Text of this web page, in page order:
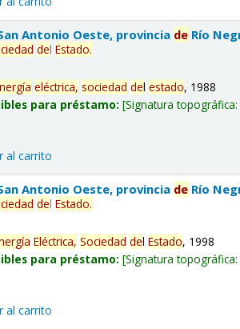
Antonio Oeste, provincia de Río
delEstado.
eléctrica, sociedad delestado, 1988
para préstamo: Signatura
al carrito
Antonio Oeste, provincia de Río
delEstado.
Eléctrica, Sociedad delEstado, 1998
para préstamo: Signatura
al carrito